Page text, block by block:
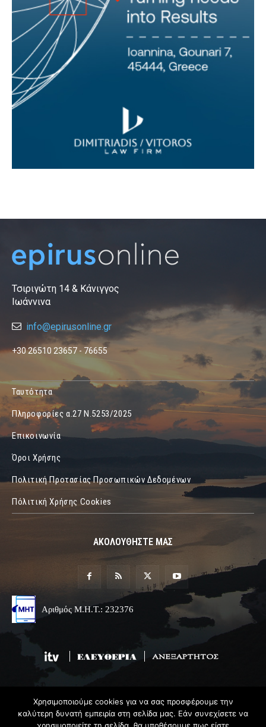
Τσιριγώτη 14 & Κάνιγγος
Ιωάννινα
info@epirusonline.gr
+30 26510 23657 - 76655
Ταυτότητα
Πληροφορίες α.27 Ν.5253/2025
Επικοινωνία
Όροι Χρήσης
Πολιτική Προτασίας Προσωπικών Δεδομένων
Πόλιτική Χρήσης Cookies
ΑΚΟΛΟΥΘΗΣΤΕ ΜΑΣ
Αριθμός Μ.Η.Τ.: 232376
© 2019 Epirus Online
Χρησιμοποιούμε cookies για να σας προσφέρουμε την
καλύτερη δυνατή εμπειρία στη σελίδα μας. Εάν συνεχίσετε να